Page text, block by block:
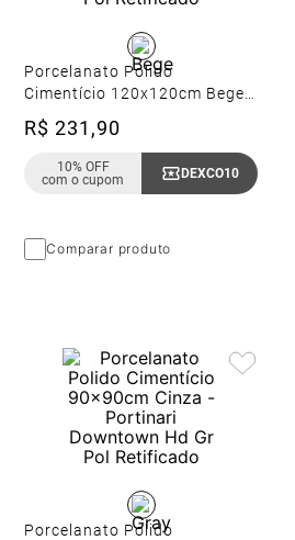
Porcelanato Polido
Cimentício 120x120cm Bege -
Portinari Citta Be Pol
Retificado
R$ 231 ,90
10% OFF
com o cupom
DEXCO10
Comparar produto
Porcelanato Polido